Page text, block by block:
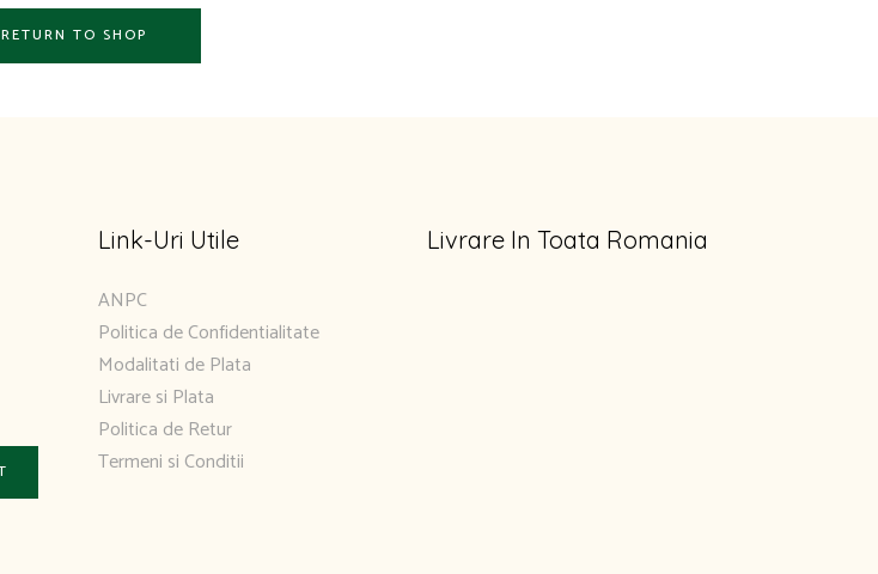
RETURN TO SHOP
Link-Uri Utile
ANPC
Politica de Confidentialitate
Modalitati de Plata
Livrare si Plata
Politica de Retur
Termeni si Conditii
Livrare In Toata Romania